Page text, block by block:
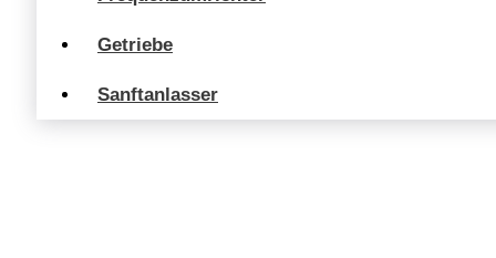
Getriebe
Sanftanlasser